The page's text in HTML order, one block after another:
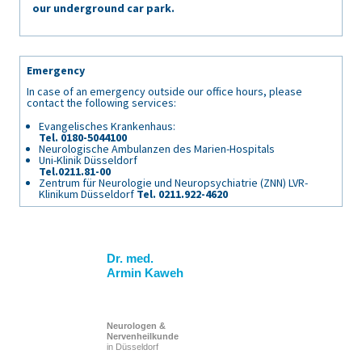
our underground car park.
Emergency
In case of an emergency outside our office hours, please
contact the following services:
Evangelisches Krankenhaus:
Tel. 0180-5044100
Neurologische Ambulanzen des Marien-Hospitals
Uni-Klinik Düsseldorf
Tel.0211.81-00
Zentrum für Neurologie und Neuropsychiatrie (ZNN) LVR-
Klinikum Düsseldorf Tel. 0211.922-4620
Dr. med.
Armin Kaweh
Neurologen &
Nervenheilkunde
in Düsseldorf